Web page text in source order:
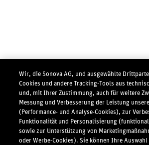
Wir, die Sonova AG, und ausgewählte
Cookies und andere Tracking-Tools aus
und, mit Ihrer Zustimmung, auch für weitere
Messung und Verbesserung der Leistung
(Performance- und Analyse-Cookies), zur
Funktionalität und Personalisierung
sowie zur Unterstützung von
oder Werbe-Cookies). Sie können Ihre